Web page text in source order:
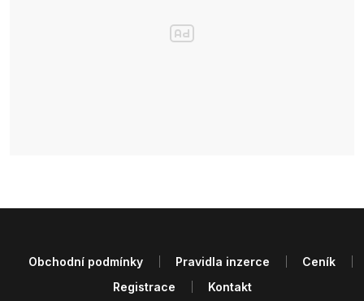
Obchodní podmínky Pravidla inzerce
Ceník
Registrace
Kontakt